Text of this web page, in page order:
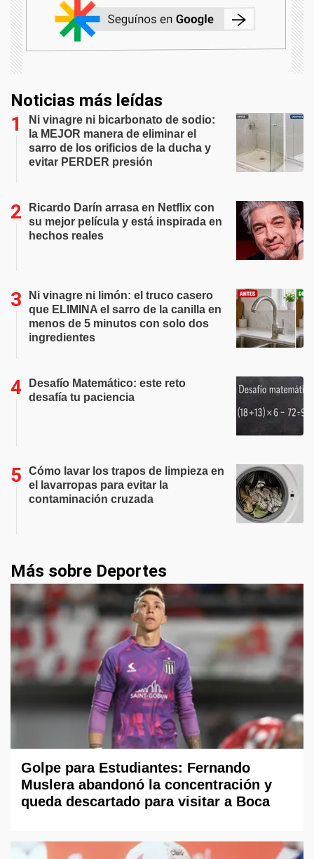
Noticias más leídas
Ni vinagre ni bicarbonato de sodio:
la MEJOR manera de eliminar el
sarro de los orificios de la ducha y
evitar PERDER presión
Ricardo Darín arrasa en Netflix con
su mejor película y está inspirada en
hechos reales
Ni vinagre ni limón: el truco casero
que ELIMINA el sarro de la canilla en
menos de 5 minutos con solo dos
ingredientes
Desafío Matemático: este reto
desafía tu paciencia
Cómo lavar los trapos de limpieza en
el lavarropas para evitar la
contaminación cruzada
Más sobre Deportes
Golpe para Estudiantes: Fernando
Muslera abandonó la concentración y
queda descartado para visitar a Boca